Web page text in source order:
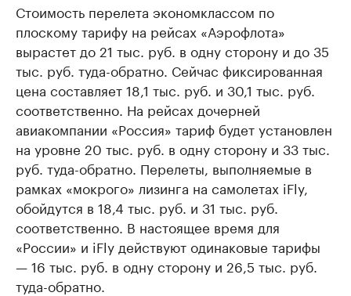
Стоимость перелета экономклассом по
плоскому тарифу на рейсах «Аэрофлота»
вырастет до 21 тыс. руб. в одну сторону и до 35
тыс. руб. туда-обратно. Сейчас фиксированная
цена составляет 18,1 тыс. руб. и 30,1 тыс. руб.
соответственно. На рейсах дочерней
авиакомпании «Россия» тариф будет установлен
на уровне 20 тыс. руб. в одну сторону и 33 тыс.
руб. туда-обратно. Перелеты, выполняемые в
рамках «мокрого» лизинга на самолетах iFly,
обойдутся в 18,4 тыс. руб. и 31 тыс. руб.
соответственно. В настоящее время для
«России» и iFly действуют одинаковые тарифы
— 16 тыс. руб. в одну сторону и 26,5 тыс. руб.
туда-обратно.